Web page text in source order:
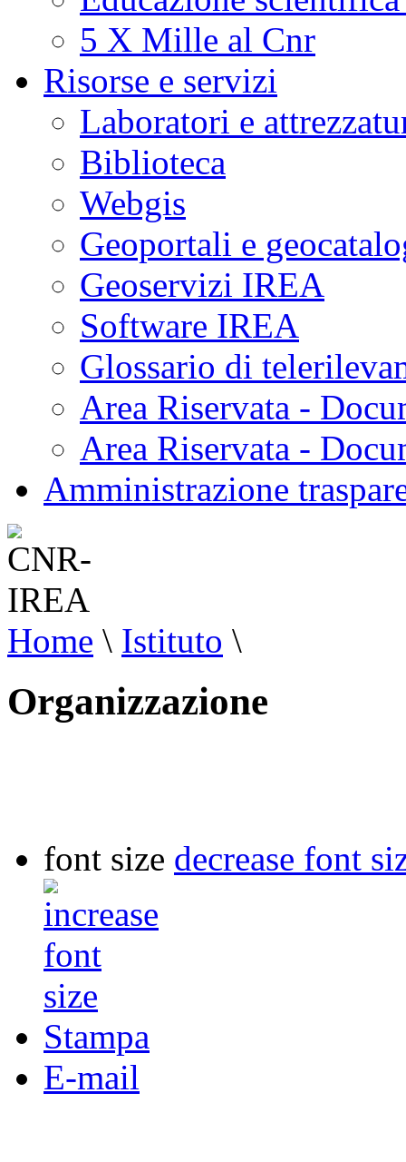
5 X Mille al Cnr
Risorse e servizi
Laboratori e
Biblioteca
Webgis
Geoportali e
Geoservizi IREA
Software IREA
Glossario di
Area Riservata -
Area Riservata -
Amministrazione
Home \ Istituto \
Organizzazione
font size decrease font
Stampa
E-mail